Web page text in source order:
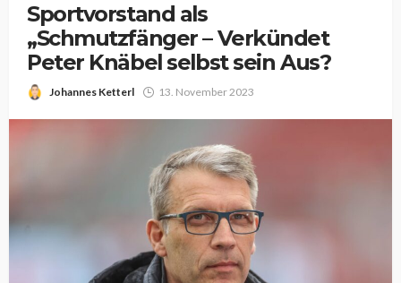
Sportvorstand als
„Schmutzfänger – Verkündet
Peter Knäbel selbst sein Aus?
Johannes Ketterl 13. November 2023